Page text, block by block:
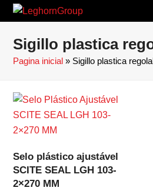
Sigillo plastica
Pagina inicial » Sigillo plastica
Selo plástico ajustável
SCITE SEAL LGH 103-
2×270 MM